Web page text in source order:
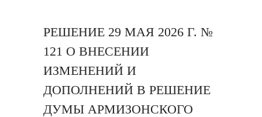
РЕШЕНИЕ 29 МАЯ 2026 Г. №
121 О ВНЕСЕНИИ
ИЗМЕНЕНИЙ И
ДОПОЛНЕНИЙ В РЕШЕНИЕ
ДУМЫ АРМИЗОНСКОГО